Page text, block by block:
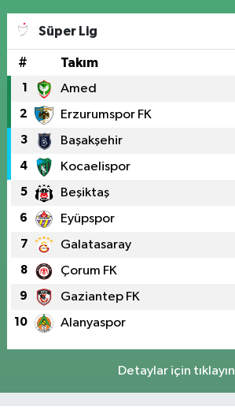
Süper Lig
# Takım
1 Amed
2 Erzurumspor FK
3 Başakşehir
4 Kocaelispor
5 Beşiktaş
6 Eyüpspor
7 Galatasaray
8 Çorum FK
9 Gaziantep FK
10 Alanyaspor
Detaylar için tıklayın